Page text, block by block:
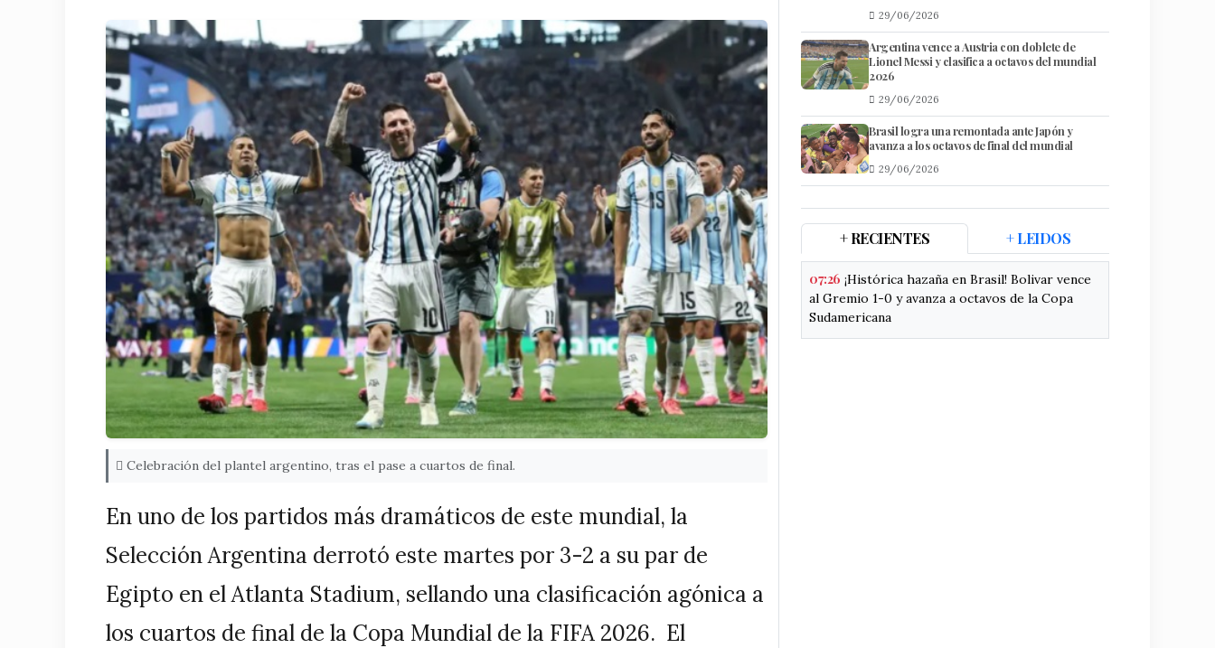
Celebración del plantel argentino, tras el pase a cuartos de final.
En uno de los partidos más dramáticos de este mundial, la
Selección Argentina derrotó este martes por 3-2 a su par de
Egipto en el Atlanta Stadium, sellando una clasificación agónica a
los cuartos de final de la Copa Mundial de la FIFA 2026. El
29/06/2026
Argentina vence a Austria con doblete de
Lionel Messi y clasifica a octavos del mundial
2026
29/06/2026
Brasil logra una remontada ante Japón y
avanza a los octavos de final del mundial
29/06/2026
+ RECIENTES + LEIDOS
07:26 ​¡Histórica hazaña en Brasil! Bolivar vence
al Gremio 1-0 y avanza a octavos de la Copa
Sudamericana